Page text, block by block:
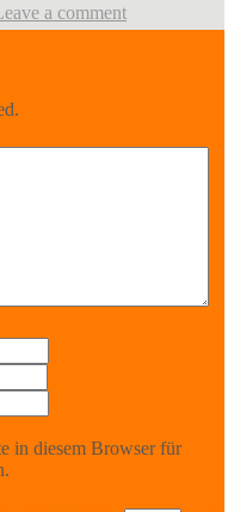
a comment
in diesem Browser für